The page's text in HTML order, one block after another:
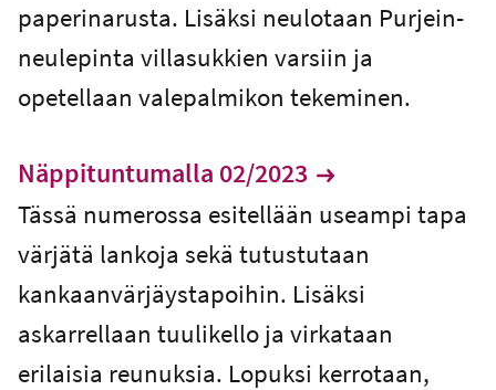
paperinarusta. Lisäksi neulotaan Purjein-
neulepinta villasukkien varsiin ja
opetellaan valepalmikon tekeminen.
Näppituntumalla 02/2023
Tässä numerossa esitellään useampi tapa
värjätä lankoja sekä tutustutaan
kankaanvärjäystapoihin. Lisäksi
askarrellaan tuulikello ja virkataan
erilaisia reunuksia. Lopuksi kerrotaan,